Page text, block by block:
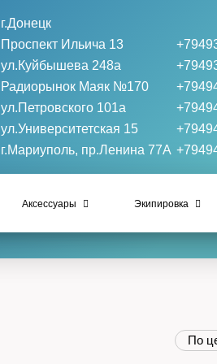
г.Донецк
Проспект Ильича 13
ул.Куйбышева 248а
Радиорынок Маяк №170
ул.Петровского 101a
ул.Университетская 15
г.Мариуполь, пр.Ленина 77А
Аксессуары Экипировка